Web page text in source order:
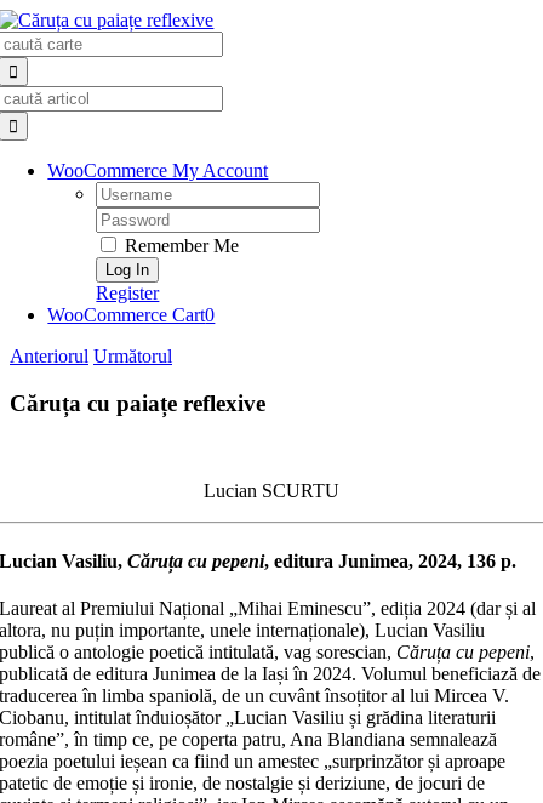
Skip
to
content
WooCommerce My Account
Username:
Password:
Remember Me
Register
WooCommerce Cart0
Anteriorul Următorul
Căruța cu paiațe reflexive
Lucian SCURTU
Lucian Vasiliu, Căruța cu pepeni, editura Junimea, 2024, 136 p.
Laureat al Premiului Național „Mihai Eminescu”, ediția 2024 (dar și al
altora, nu puțin importante, unele internaționale), Lucian Vasiliu
publică o antologie poetică intitulată, vag sorescian, Căruța cu pepeni,
publicată de editura Junimea de la Iași în 2024. Volumul beneficiază de
traducerea în limba spaniolă, de un cuvânt însoțitor al lui Mircea V.
Ciobanu, intitulat înduioșător „Lucian Vasiliu și grădina literaturii
române”, în timp ce, pe coperta patru, Ana Blandiana semnalează
poezia poetului ieșean ca fiind un amestec „surprinzător și aproape
patetic de emoție și ironie, de nostalgie și deriziune, de jocuri de